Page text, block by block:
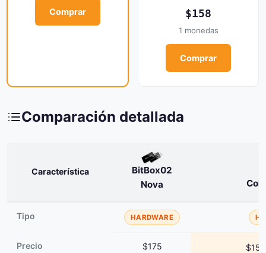
Comprar $158
1 monedas
Comprar
Comparación detallada
Característica
BitBox02
Nova
Tipo HARDWARE
Precio $175